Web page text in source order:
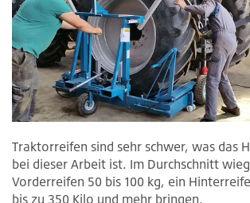
Traktorreifen sind sehr schwer, was das
bei dieser Arbeit ist. Im Durchschnitt
Vorderreifen 50 bis 100 kg, ein
bis zu 350 Kilo und mehr bringen.